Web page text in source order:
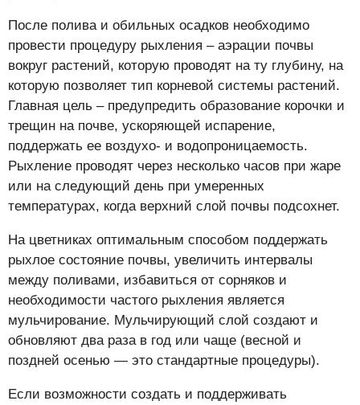
После полива и обильных осадков необходимо
провести процедуру рыхления – аэрации почвы
вокруг растений, которую проводят на ту глубину, на
которую позволяет тип корневой системы растений.
Главная цель – предупредить образование корочки и
трещин на почве, ускоряющей испарение,
поддержать ее воздухо- и водопроницаемость.
Рыхление проводят через несколько часов при жаре
или на следующий день при умеренных
температурах, когда верхний слой почвы подсохнет.
На цветниках оптимальным способом поддержать
рыхлое состояние почвы, увеличить интервалы
между поливами, избавиться от сорняков и
необходимости частого рыхления является
мульчирование. Мульчирующий слой создают и
обновляют два раза в год или чаще (весной и
поздней осенью — это стандартные процедуры).
Если возможности создать и поддерживать